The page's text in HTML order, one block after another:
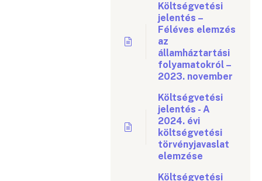
Költségvetési
jelentés –
Féléves elemzés
az
államháztartási
folyamatokról –
2023. november
Költségvetési
jelentés - A
2024. évi
költségvetési
törvényjavaslat
elemzése
Költségvetési